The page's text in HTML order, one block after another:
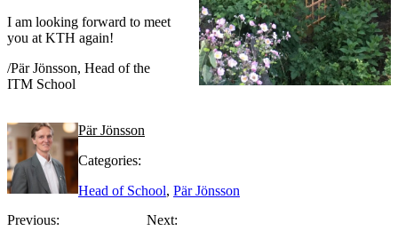
I am looking forward to meet
you at KTH again!
/Pär Jönsson, Head of the
ITM School
Pär Jönsson
Categories:
Head of School, Pär Jönsson
Previous:
Next: